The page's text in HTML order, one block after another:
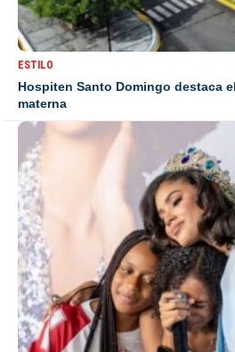
ESTILO
Hospiten Santo Domingo destaca
materna